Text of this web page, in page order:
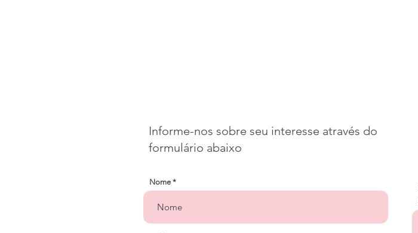
Informe-nos sobre seu interesse através do
formulário abaixo
Nome